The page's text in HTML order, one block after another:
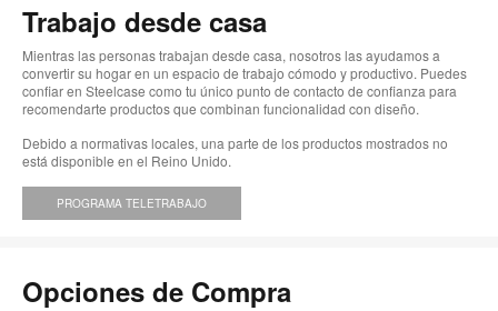
Trabajo desde casa
Mientras las personas trabajan desde casa, nosotros las ayudamos a
convertir su hogar en un espacio de trabajo cómodo y productivo. Puedes
confiar en Steelcase como tu único punto de contacto de confianza para
recomendarte productos que combinan funcionalidad con diseño.
Debido a normativas locales, una parte de los productos mostrados no
está disponible en el Reino Unido.
PROGRAMA TELETRABAJO
Opciones de Compra